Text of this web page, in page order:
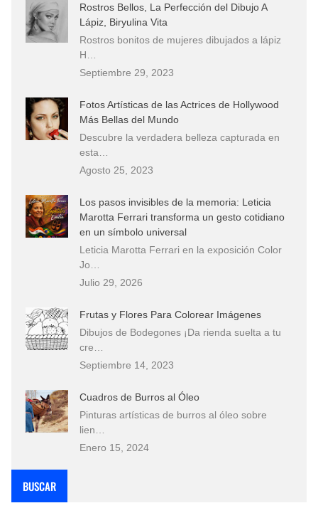
Rostros Bellos, La Perfección del Dibujo A
Lápiz, Biryulina Vita
Rostros bonitos de mujeres dibujados a lápiz
H…
Septiembre 29, 2023
Fotos Artísticas de las Actrices de Hollywood
Más Bellas del Mundo
Descubre la verdadera belleza capturada en
esta…
Agosto 25, 2023
Los pasos invisibles de la memoria: Leticia
Marotta Ferrari transforma un gesto cotidiano
en un símbolo universal
Leticia Marotta Ferrari en la exposición Color
Jo…
Julio 29, 2026
Frutas y Flores Para Colorear Imágenes
Dibujos de Bodegones ¡Da rienda suelta a tu
cre…
Septiembre 14, 2023
Cuadros de Burros al Óleo
Pinturas artísticas de burros al óleo sobre
lien…
Enero 15, 2024
BUSCAR